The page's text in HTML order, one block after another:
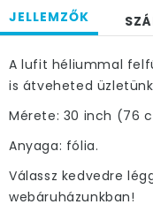
JELLEMZŐK
A lufit héliummal
is átveheted
Mérete: 30 inch (76
Anyaga: fólia.
Válassz kedvedre
webáruházunkban!